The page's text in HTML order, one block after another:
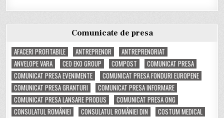
Comunicate de presa
AFACERI PROFITABILE
ANTREPRENOR
ANTREPRENORIAT
ANVELOPE VARA
CEO EKO GROUP COMPOST
COMUNICAT PRESA
COMUNICAT PRESA EVENIMENTE
COMUNICAT PRESA FONDURI EUROPENE
COMUNICAT PRESA GRANTURI
COMUNICAT PRESA INFORMARE
COMUNICAT PRESA LANSARE PRODUS
COMUNICAT PRESA ONG
CONSULATUL ROMÂNIEI
CONSULATUL ROMÂNIEI DIN
COSTUM MEDICAL